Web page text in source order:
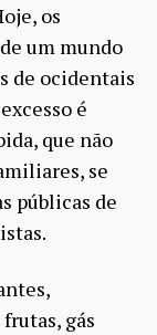
os
um mundo
de ocidentais
é
que não
se
públicas de
gás